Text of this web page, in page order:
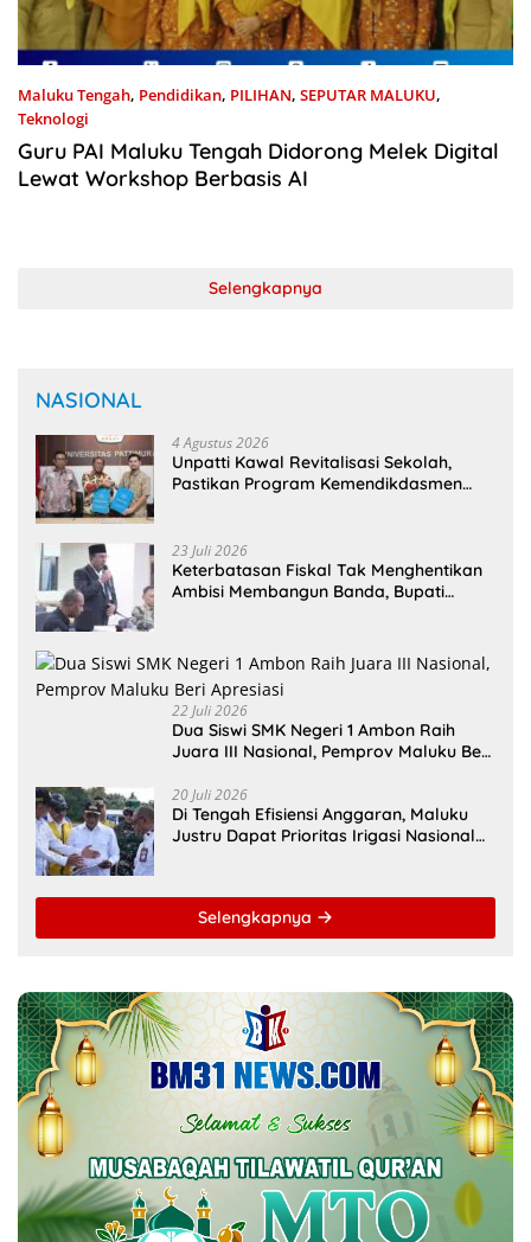
Maluku Tengah, Pendidikan, PILIHAN, SEPUTAR MALUKU,
Teknologi
9 Juli 2025
Guru PAI Maluku Tengah Didorong Melek Digital
Lewat Workshop Berbasis AI
Selengkapnya
NASIONAL
4 Agustus 2026
Unpatti Kawal Revitalisasi Sekolah,
Pastikan Program Kemendikdasmen
23 Juli 2026
Keterbatasan Fiskal Tak Menghentikan
Ambisi Membangun Banda, Bupati
22 Juli 2026
Dua Siswi SMK Negeri 1 Ambon Raih
Juara III Nasional, Pemprov Maluku Beri
20 Juli 2026
Di Tengah Efisiensi Anggaran, Maluku
Justru Dapat Prioritas Irigasi Nasional
Selengkapnya